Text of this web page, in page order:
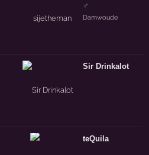
♂
Damwoude
Sir Drinkalot
teQuila